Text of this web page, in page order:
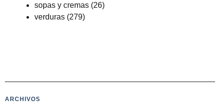
sopas y cremas (26)
verduras (279)
ARCHIVOS